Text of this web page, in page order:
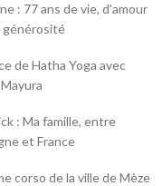
: 77 ans de vie, d'amour
générosité
de Hatha Yoga avec
: Ma famille, entre
et France
corso de la ville de Mèze